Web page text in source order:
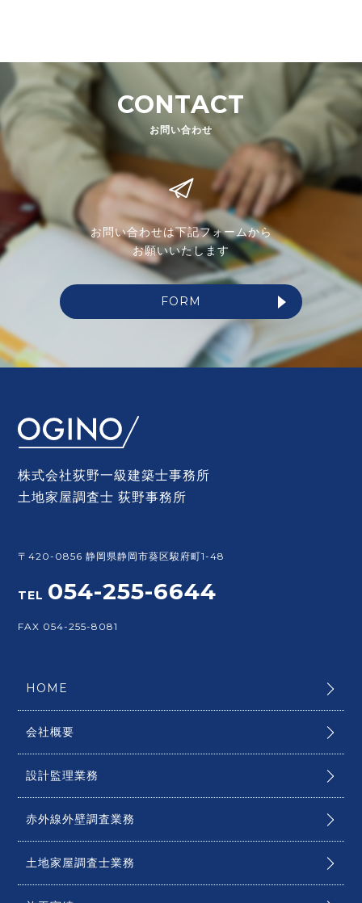
CONTACT
お問い合わせ
お問い合わせは下記フォームから
お願いいたします
FORM
株式会社荻野一級建築士事務所
土地家屋調査士 荻野事務所
〒420-0856 静岡県静岡市葵区駿府町1-48
TEL 054-255-6644
FAX 054-255-8081
HOME
会社概要
設計監理業務
赤外線外壁調査業務
土地家屋調査士業務